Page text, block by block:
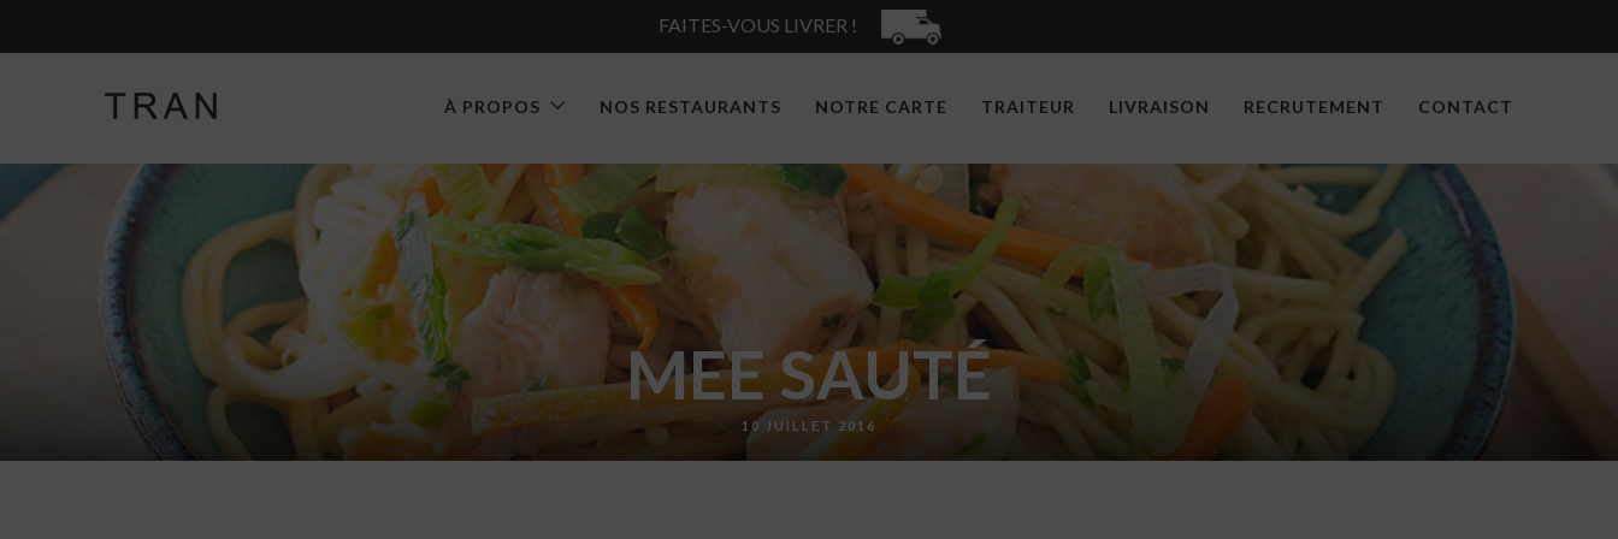
FAITES-VOUS LIVRER !
À PROPOS NOS RESTAURANTS NOTRE CARTE TRAITEUR LIVRAISON RECRUTEMENT CONTACT
MEE SAUTÉ
10 JUILLET 2016